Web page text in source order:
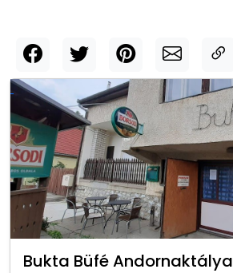
Bukta Büfé Andornaktálya